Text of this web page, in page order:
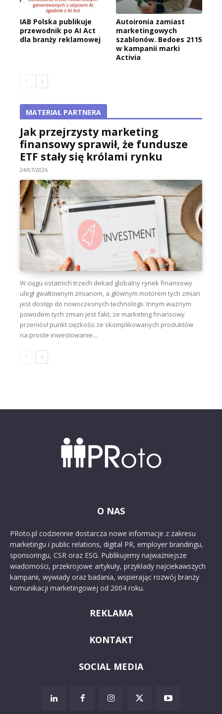
IAB Polska publikuje
przewodnik po AI Act
dla branży reklamowej
Autoironia zamiast
marketingowych
szablonów. Bedoes 2115
w kampanii marki
Activia
MATERIAŁ PARTNERA
Jak przejrzysty marketing
finansowy sprawił, że fundusze
ETF stały się królami rynku
24/07/2026
W ciągu ostatnich trzech dekad globalny rynek finansowy
uległ gwałtownym zmianom, a głównym motorem tych zmian
jest dostęp do nowoczesnych technologii. Innym ważnym
powodem tych zmian jest fakt, że marketing finansowy
przeniósł punkt ciężkości ze skomplikowanych produktów
na proste inwestowanie...
O NAS
PRoto.pl codziennie dostarcza nowe informacje z zakresu
marketingu i public relations, digital PR, employer brandingu,
sponsoringu, CSR oraz ESG. Publikujemy najważniejsze
wiadomości, przekrojowe artykuły, przykłady najciekawszych
kampanii, wywiady oraz badania, wspierając rozwój branży
komunikacji marketingowej od 2004 roku.
REKLAMA
KONTAKT
SOCIAL MEDIA